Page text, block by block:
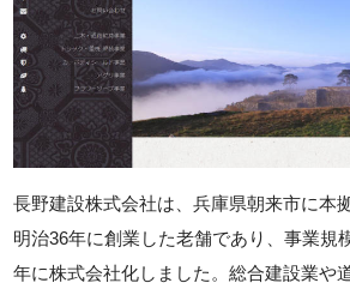
長野建設株式会社は、兵庫県朝来市に本
明治36年に創業した老舗であり、事業規
年に株式会社化しました。総合建設業や